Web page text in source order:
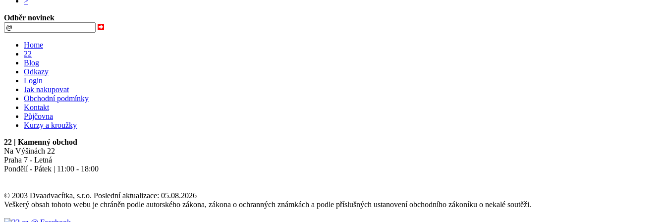
Odběr novinek
Home
22
Blog
Odkazy
Login
Jak nakupovat
Obchodní podmínky
Kontakt
Půjčovna
Kurzy a kroužky
22 | Kamenný obchod
Na Výšinách 22
Praha 7 - Letná
Pondělí - Pátek | 11:00 - 18:00
© 2003 Dvaadvacítka, s.r.o. Poslední aktualizace: 05.08.2026
Veškerý obsah tohoto webu je chráněn podle autorského zákona, zákona o ochranných známkách a podle příslušných ustanovení obchodního zákoníku o nekalé soutěži.